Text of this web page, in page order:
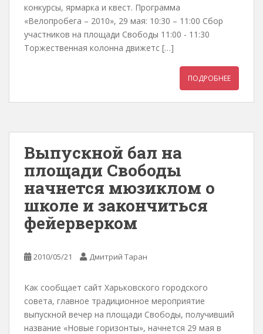
конкурсы, ярмарка и квест. Программа
«Велопробега – 2010», 29 мая: 10:30 – 11:00 Сбор
участников на площади Свободы 11:00 - 11:30
Торжественная колонна движетс […]
ПОДРОБНЕЕ
Выпускной бал на
площади Свободы
начнется мюзиклом о
школе и закончиться
фейерверком
2010/05/21 Дмитрий Таран
Как сообщает сайт Харьковского городского
совета, главное традиционное мероприятие
выпускной вечер на площади Свободы, получивший
название «Новые горизонты», начнется 29 мая в